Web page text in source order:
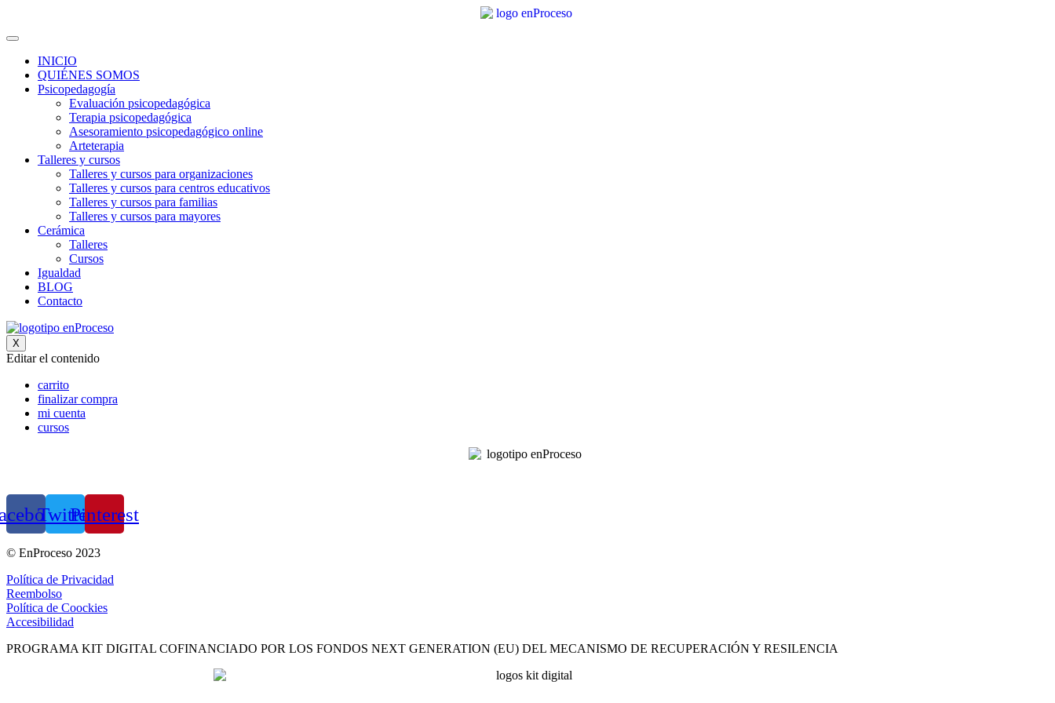
INICIO
QUIÉNES SOMOS
Psicopedagogía
Evaluación psicopedagógica
Terapia psicopedagógica
Asesoramiento psicopedagógico online
Arteterapia
Talleres y cursos
Talleres y cursos para organizaciones
Talleres y cursos para centros educativos
Talleres y cursos para familias
Talleres y cursos para mayores
Cerámica
Talleres
Cursos
Igualdad
BLOG
Contacto
X
Editar el contenido
carrito
finalizar compra
mi cuenta
cursos
TwitterPinterest
© EnProceso 2023
Política de Privacidad
Reembolso
Política de Coockies
Accesibilidad
PROGRAMA KIT DIGITAL COFINANCIADO POR LOS FONDOS NEXT GENERATION (EU) DEL MECANISMO DE RECUPERACIÓN Y RESILENCIA